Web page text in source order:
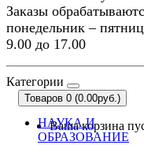
Заказы
понедельник –
9.00 до 17.00
Категории
Товаров 0 (0.00руб.)
Ваша корзина
НАУКА И
ОБРАЗОВАНИЕ